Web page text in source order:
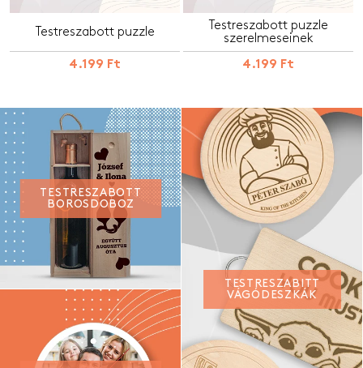
Testreszabott puzzle
4.199 Ft
Testreszabott puzzle
szerelmeseinek
4.199 Ft
TESTRESZABOTT
BOROSDOBOZ
TESTRESZABITT
VÁGÓDESZKÁK